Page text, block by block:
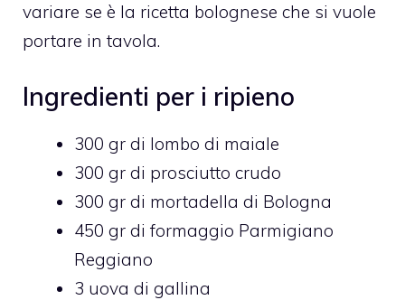
variare se è la ricetta bolognese che si vuole
portare in tavola.
Ingredienti per i ripieno
300 gr di lombo di maiale
300 gr di prosciutto crudo
300 gr di mortadella di Bologna
450 gr di formaggio Parmigiano
Reggiano
3 uova di gallina